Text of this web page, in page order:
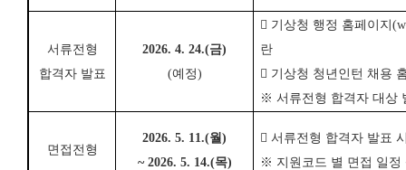
서류전형
합격자 발표
2026. 4. 24.(금)
(예정)
 기상청 행정 홈페이지 (
란
 기상청 청 년인턴 채용
※ 서류전형 합격자 대상
면접전형
2026. 5. 11.(월 )
~ 2026. 5. 14.(목)
 서류전형 합격자 발표
※ 지원코드 별 면접 일정